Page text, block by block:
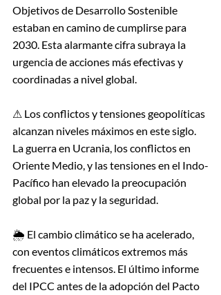
Objetivos de Desarrollo Sostenible
estaban en camino de cumplirse para
2030. Esta alarmante cifra subraya la
urgencia de acciones más efectivas y
coordinadas a nivel global.
⚠ Los conflictos y tensiones geopolíticas
alcanzan niveles máximos en este siglo.
La guerra en Ucrania, los conflictos en
Oriente Medio, y las tensiones en el Indo-
Pacífico han elevado la preocupación
global por la paz y la seguridad.
🌦️ El cambio climático se ha acelerado,
con eventos climáticos extremos más
frecuentes e intensos. El último informe
del IPCC antes de la adopción del Pacto